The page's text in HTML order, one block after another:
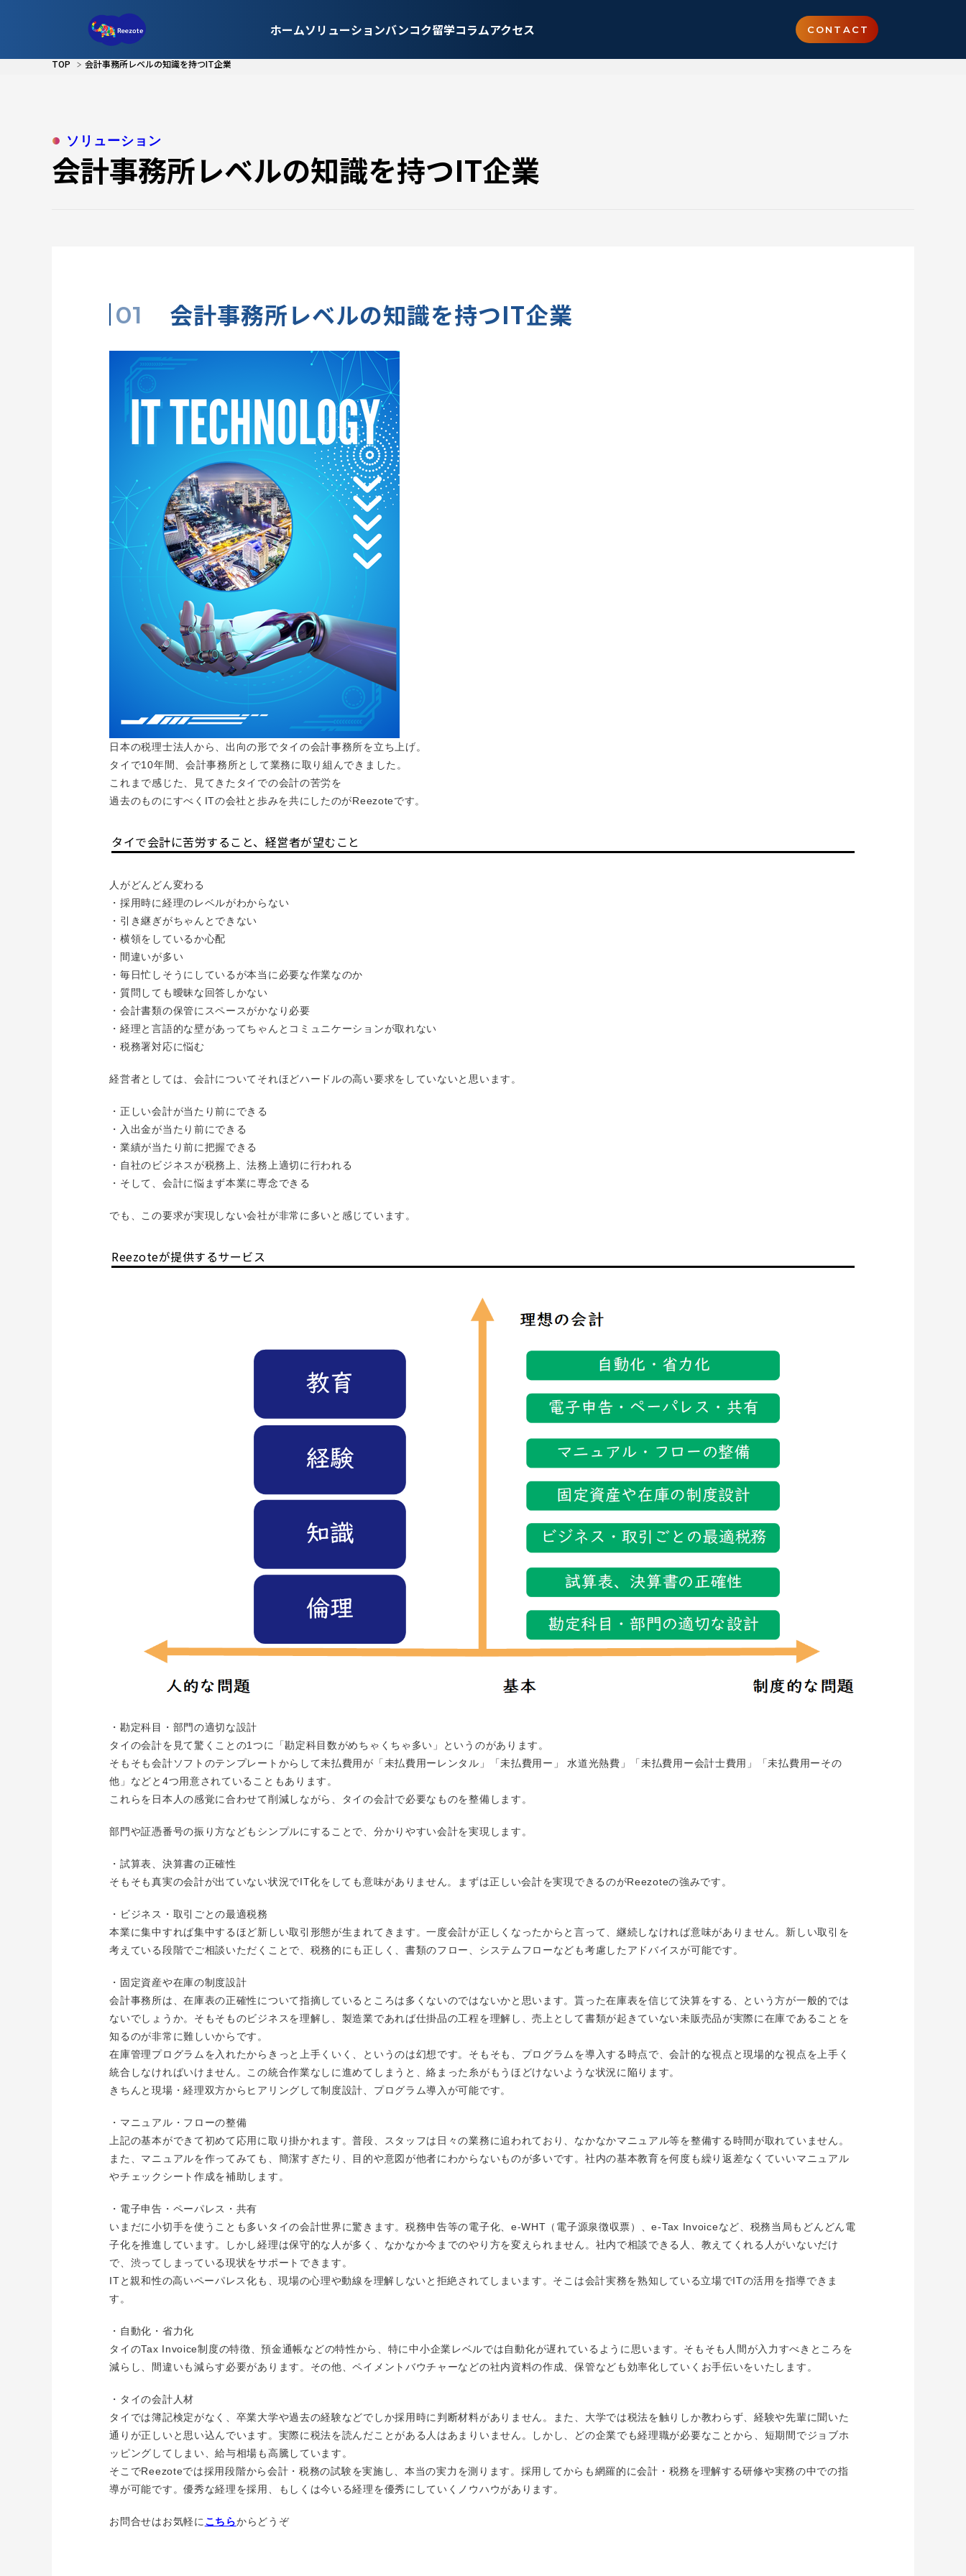
ホームソリューションバンコク留学コラムアクセス CONTACT
TOP 会計事務所レベルの知識を持つIT企業
ソリューション
会計事務所レベルの知識を持つIT企業
会計事務所レベルの知識を持つIT企業
日本の税理士法人から、出向の形でタイの会計事務所を立ち上げ。
タイで10年間、会計事務所として業務に取り組んできました。
これまで感じた、見てきたタイでの会計の苦労を
過去のものにすべくITの会社と歩みを共にしたのがReezoteです。
タイで会計に苦労すること、経営者が望むこと
人がどんどん変わる
・採用時に経理のレベルがわからない
・引き継ぎがちゃんとできない
・横領をしているか心配
・間違いが多い
・毎日忙しそうにしているが本当に必要な作業なのか
・質問しても曖昧な回答しかない
・会計書類の保管にスペースがかなり必要
・経理と言語的な壁があってちゃんとコミュニケーションが取れない
・税務署対応に悩む
経営者としては、会計についてそれほどハードルの高い要求をしていないと思います。
・正しい会計が当たり前にできる
・入出金が当たり前にできる
・業績が当たり前に把握できる
・自社のビジネスが税務上、法務上適切に行われる
・そして、会計に悩まず本業に専念できる
でも、この要求が実現しない会社が非常に多いと感じています。
Reezoteが提供するサービス
・勘定科目・部門の適切な設計
タイの会計を見て驚くことの1つに「勘定科目数がめちゃくちゃ多い」というのがあります。
そもそも会計ソフトのテンプレートからして未払費用が「未払費用ーレンタル」「未払費用ー」 水道光熱費」「未払費用ー会計士費用」「未払費用ーその
他」などと4つ用意されていることもあります。
これらを日本人の感覚に合わせて削減しながら、タイの会計で必要なものを整備します。
部門や証憑番号の振り方などもシンプルにすることで、分かりやすい会計を実現します。
・試算表、決算書の正確性
そもそも真実の会計が出ていない状況でIT化をしても意味がありません。まずは正しい会計を実現できるのがReezoteの強みです。
・ビジネス・取引ごとの最適税務
本業に集中すれば集中するほど新しい取引形態が生まれてきます。一度会計が正しくなったからと言って、継続しなければ意味がありません。新しい取引を
考えている段階でご相談いただくことで、税務的にも正しく、書類のフロー、システムフローなども考慮したアドバイスが可能です。
・固定資産や在庫の制度設計
会計事務所は、在庫表の正確性について指摘しているところは多くないのではないかと思います。貰った在庫表を信じて決算をする、という方が一般的では
ないでしょうか。そもそものビジネスを理解し、製造業であれば仕掛品の工程を理解し、売上として書類が起きていない未販売品が実際に在庫であることを
知るのが非常に難しいからです。
在庫管理プログラムを入れたからきっと上手くいく、というのは幻想です。そもそも、プログラムを導入する時点で、会計的な視点と現場的な視点を上手く
統合しなければいけません。この統合作業なしに進めてしまうと、絡まった糸がもうほどけないような状況に陥ります。
きちんと現場・経理双方からヒアリングして制度設計、プログラム導入が可能です。
・マニュアル・フローの整備
上記の基本ができて初めて応用に取り掛かれます。普段、スタッフは日々の業務に追われており、なかなかマニュアル等を整備する時間が取れていません。
また、マニュアルを作ってみても、簡潔すぎたり、目的や意図が他者にわからないものが多いです。社内の基本教育を何度も繰り返差なくていいマニュアル
やチェックシート作成を補助します。
・電子申告・ペーパレス・共有
いまだに小切手を使うことも多いタイの会計世界に驚きます。税務申告等の電子化、e-WHT（電子源泉徴収票）、e-Tax Invoiceなど、税務当局もどんどん電
子化を推進しています。しかし経理は保守的な人が多く、なかなか今までのやり方を変えられません。社内で相談できる人、教えてくれる人がいないだけ
で、渋ってしまっている現状をサポートできます。
ITと親和性の高いペーパレス化も、現場の心理や動線を理解しないと拒絶されてしまいます。そこは会計実務を熟知している立場でITの活用を指導できま
す。
・自動化・省力化
タイのTax Invoice制度の特徴、預金通帳などの特性から、特に中小企業レベルでは自動化が遅れているように思います。そもそも人間が入力すべきところを
減らし、間違いも減らす必要があります。その他、ペイメントバウチャーなどの社内資料の作成、保管なども効率化していくお手伝いをいたします。
・タイの会計人材
タイでは簿記検定がなく、卒業大学や過去の経験などでしか採用時に判断材料がありません。また、大学では税法を触りしか教わらず、経験や先輩に聞いた
通りが正しいと思い込んでいます。実際に税法を読んだことがある人はあまりいません。しかし、どの企業でも経理職が必要なことから、短期間でジョブホ
ッピングしてしまい、給与相場も高騰しています。
そこでReezoteでは採用段階から会計・税務の試験を実施し、本当の実力を測ります。採用してからも網羅的に会計・税務を理解する研修や実務の中での指
導が可能です。優秀な経理を採用、もしくは今いる経理を優秀にしていくノウハウがあります。
お問合せはお気軽に こちらからどうぞ